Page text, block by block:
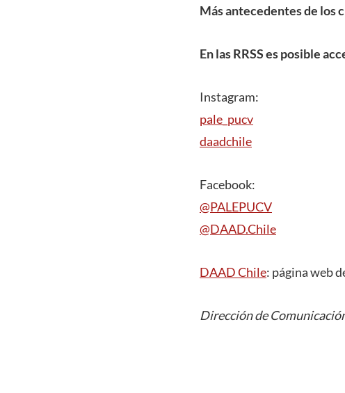
Más antecedentes de los
En las RRSS es posible
Instagram:
pale_pucv
daadchile
Facebook:
@PALEPUCV
@DAAD.Chile
DAAD Chile: página web
Dirección de